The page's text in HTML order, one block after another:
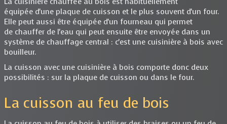
équipée d'une plaque de cuisson et le plus souvent d'un four.
Elle peut aussi être équipée d'un fourneau qui permet
de chauffer de l'eau qui peut ensuite être envoyée dans un
système de chauffage central : c'est une cuisinière à bois avec
bouilleur.
La cuisson avec une cuisinière à bois comporte donc deux
possibilités : sur la plaque de cuisson ou dans le four.
La cuisson au feu de bois